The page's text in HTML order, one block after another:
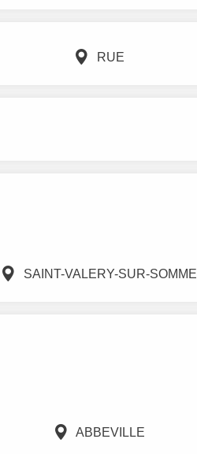
RUE
SAINT-VALERY-SUR-SOMME
ABBEVILLE